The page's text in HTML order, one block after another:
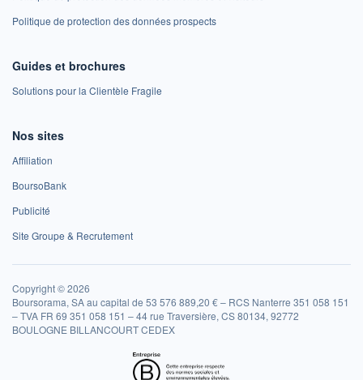
Politique de protection des données prospects
Guides et brochures
Solutions pour la Clientèle Fragile
Nos sites
Affiliation
BoursoBank
Publicité
Site Groupe & Recrutement
Copyright © 2026
Boursorama, SA au capital de 53 576 889,20 € – RCS Nanterre 351 058 151
– TVA FR 69 351 058 151 – 44 rue Traversière, CS 80134, 92772
BOULOGNE BILLANCOURT CEDEX